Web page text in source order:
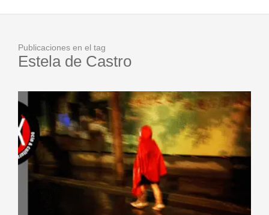
Publicaciones en el tag
Estela de Castro